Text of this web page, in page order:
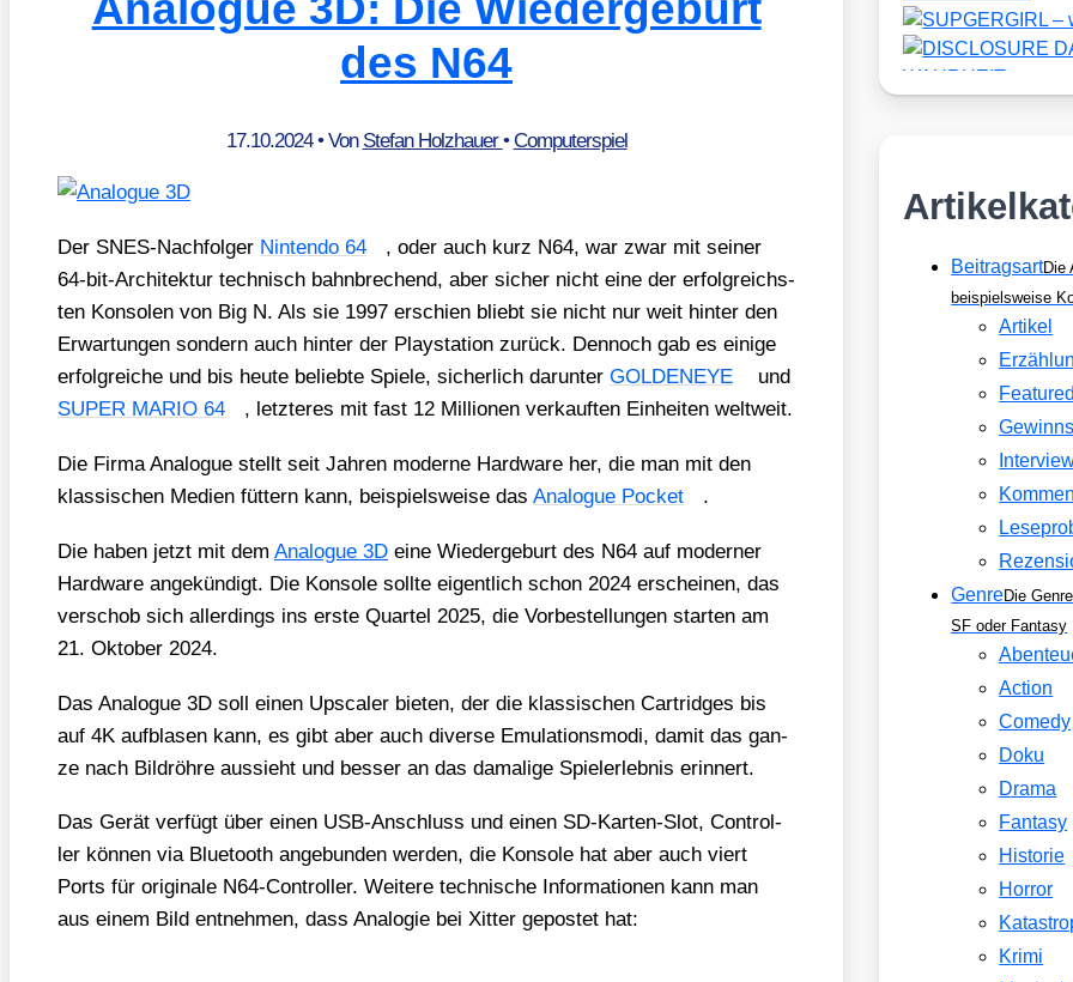
des N64
17.10.2024• Von Stefan Holzhauer•Computerspiel
Der SNES-Nach­fol­ger Nin­ten­do 64
, oder auch kurz N64, war zwar mit sei­ner
64-bit-Archi­tek­tur tech­nisch bahn­bre­chend, aber sicher nicht eine der erfolg­reichs­
ten Kon­so­len von Big N. Als sie 1997 erschien bliebt sie nicht nur weit hin­ter den
Erwar­tun­gen son­dern auch hin­ter der Play­sta­ti­on zurück. Den­noch gab es eini­ge
erfolg­rei­che und bis heu­te belieb­te Spie­le, sicher­lich dar­un­ter GOLDENEYE
und
SUPER MARIO 64
, letz­te­res mit fast 12 Mil­lio­nen ver­kauf­ten Ein­hei­ten welt­weit.
Die Fir­ma Ana­lo­gue stellt seit Jah­ren moder­ne Hard­ware her, die man mit den
klas­si­schen Medi­en füt­tern kann, bei­spiels­wei­se das Ana­lo­gue Pocket .
Die haben jetzt mit dem Ana­lo­gue 3D eine Wie­der­ge­burt des N64 auf moder­ner
Hard­ware ange­kün­digt. Die Kon­so­le soll­te eigent­lich schon 2024 erschei­nen, das
ver­schob sich aller­dings ins ers­te Quar­tel 2025, die Vor­be­stel­lun­gen star­ten am
21. Okto­ber 2024.
Das Ana­lo­gue 3D soll einen Ups­ca­ler bie­ten, der die klas­si­schen Car­tridges bis
auf 4K auf­bla­sen kann, es gibt aber auch diver­se Emu­la­ti­ons­mo­di, damit das gan­
ze nach Bild­röh­re aus­sieht und bes­ser an das dama­li­ge Spiel­erleb­nis erin­nert.
Das Gerät ver­fügt über einen USB-Anschluss und einen SD-Kar­ten-Slot, Con­trol­
ler kön­nen via Blue­tooth ange­bun­den wer­den, die Kon­so­le hat aber auch viert
Ports für ori­gi­na­le N64-Con­trol­ler. Wei­te­re tech­ni­sche Infor­ma­tio­nen kann man
aus einem Bild ent­neh­men, dass Ana­lo­gie bei Xit­ter gepos­tet hat:
BeitragsartDie
beispielsweise
Artikel
GenreDie
SF oder Fantasy
Action
Comedy
Doku
Drama
Fantasy
Historie
Horror
Krimi